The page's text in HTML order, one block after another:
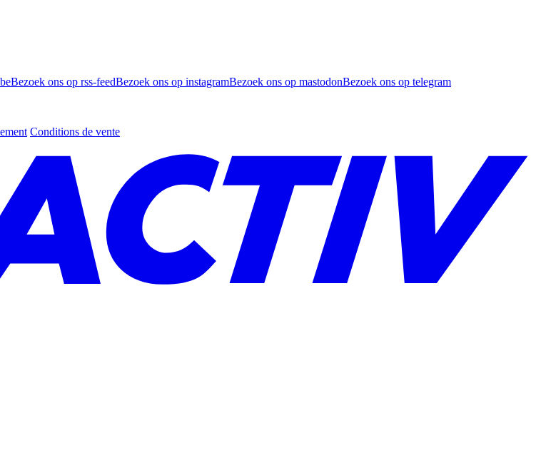
Bezoek ons op rss-feedBezoek ons op instagramBezoek ons op mastodonBezoek ons op telegram
Conditions de vente